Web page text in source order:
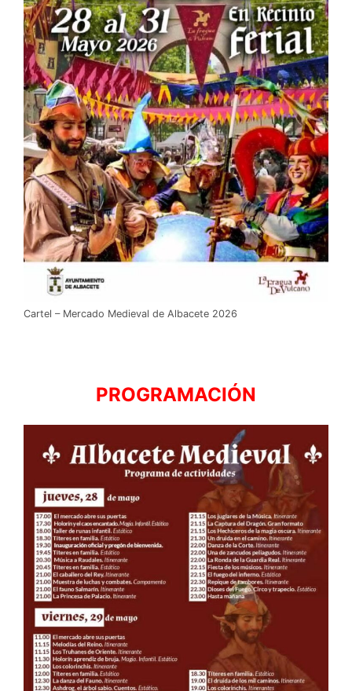
Cartel – Mercado Medieval de Albacete 2026
PROGRAMACIÓN